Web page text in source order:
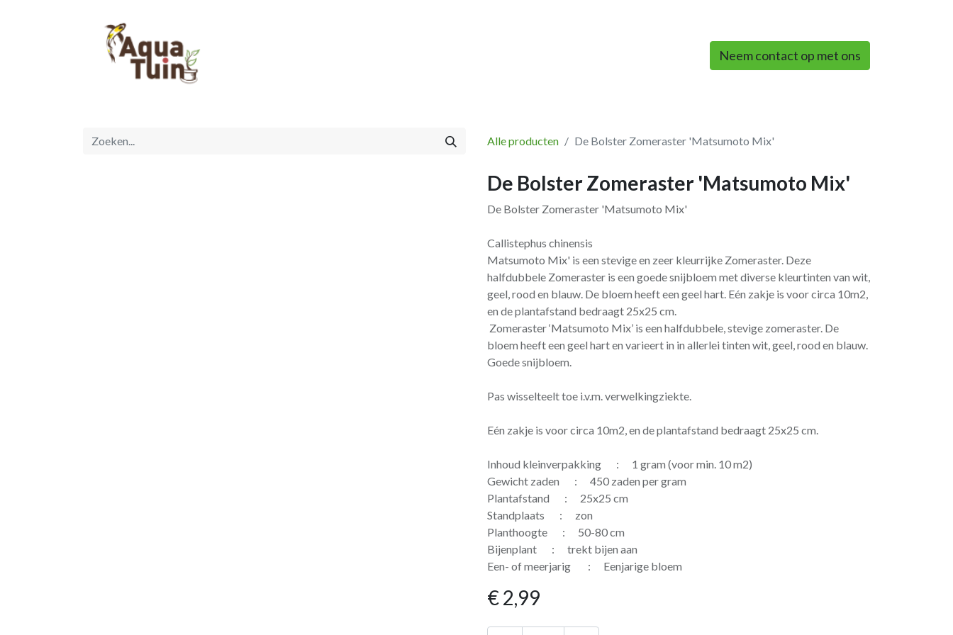
Neem contact op met ons
Alle producten De Bolster Zomeraster 'Matsumoto Mix'
De Bolster Zomeraster 'Matsumoto Mix'
De Bolster Zomeraster 'Matsumoto Mix'
Callistephus chinensis
Matsumoto Mix' is een stevige en zeer kleurrijke Zomeraster. Deze
halfdubbele Zomeraster is een goede snijbloem met diverse kleurtinten van wit,
geel, rood en blauw. De bloem heeft een geel hart. Eén zakje is voor circa 10m2,
en de plantafstand bedraagt 25x25 cm.
Zomeraster ‘Matsumoto Mix’ is een halfdubbele, stevige zomeraster. De
bloem heeft een geel hart en varieert in in allerlei tinten wit, geel, rood en blauw.
Goede snijbloem.
Pas wisselteelt toe i.v.m. verwelkingziekte.
Eén zakje is voor circa 10m2, en de plantafstand bedraagt 25x25 cm.
Inhoud kleinverpakking : 1 gram (voor min. 10 m2)
Gewicht zaden : 450 zaden per gram
Plantafstand : 25x25 cm
Standplaats : zon
Planthoogte : 50-80 cm
Bijenplant : trekt bijen aan
Een- of meerjarig : Eenjarige bloem
€2,99